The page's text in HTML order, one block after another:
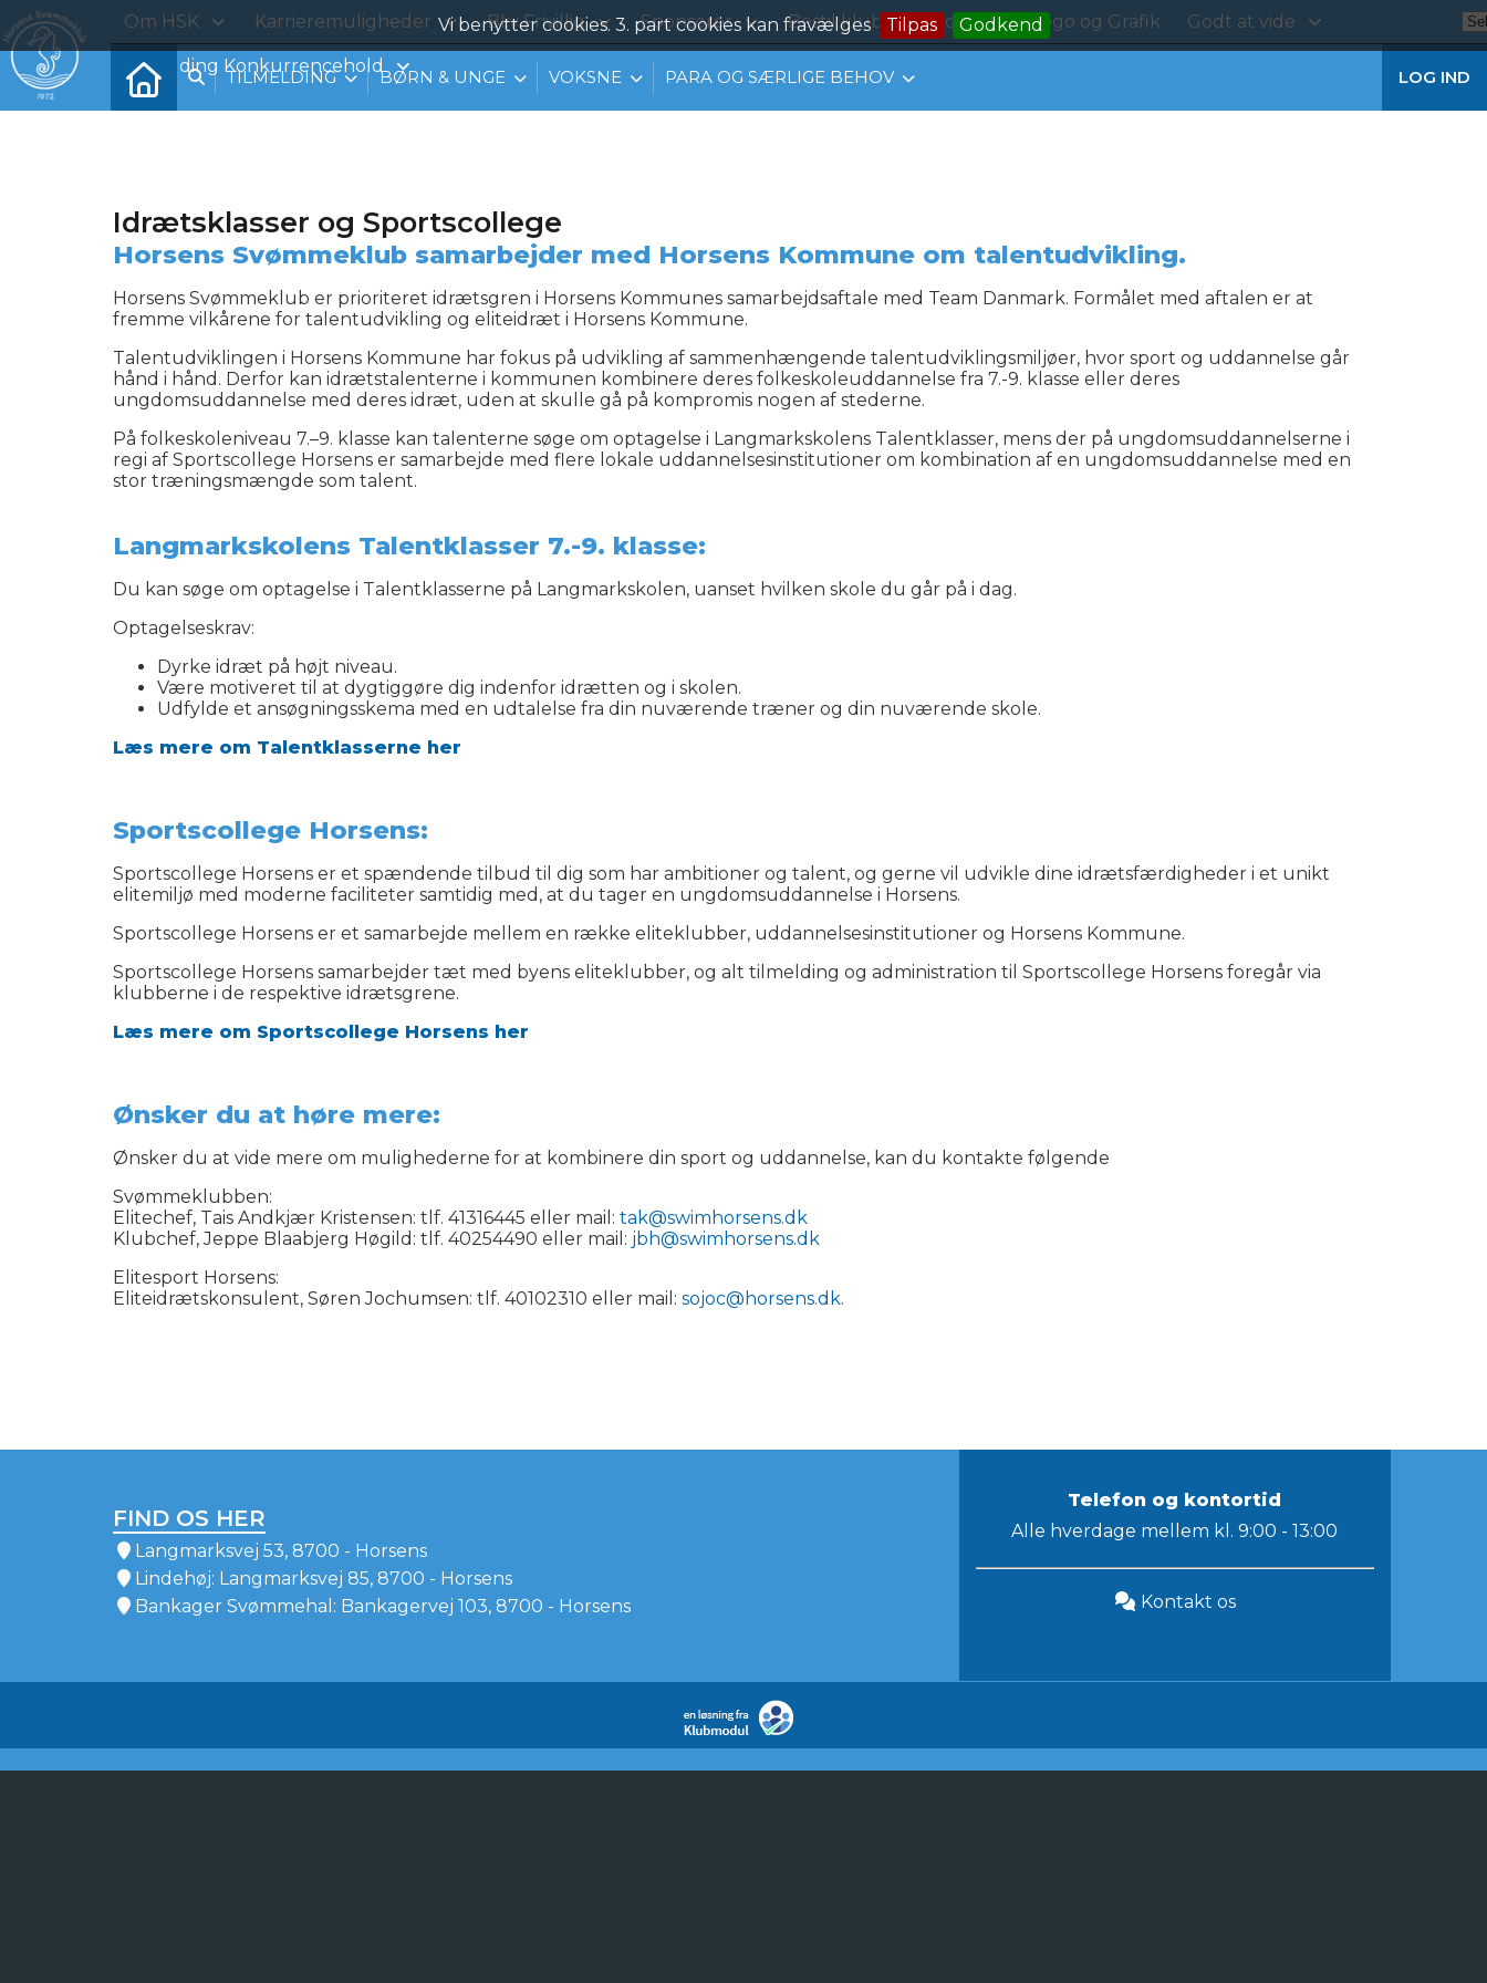
Vi benytter cookies. 3. part cookies kan fravælges Tilpas Godkend
TILMELDING BØRN & UNGE VOKSNE PARA OG SÆRLIGE BEHOV LOG IND
Om HSK Karrieremuligheder Bliv Frivillig Sponsorer Bestil klubtøj Kontakt Logo og Grafik Godt at vide
Tilmelding Konkurrencehold
Idrætsklasser og Sportscollege
Horsens Svømmeklub samarbejder med Horsens Kommune om talentudvikling.
Horsens Svømmeklub er prioriteret idrætsgren i Horsens Kommunes samarbejdsaftale med Team Danmark. Formålet med aftalen er at
fremme vilkårene for talentudvikling og eliteidræt i Horsens Kommune.
Talentudviklingen i Horsens Kommune har fokus på udvikling af sammenhængende talentudviklingsmiljøer, hvor sport og uddannelse går
hånd i hånd. Derfor kan idrætstalenterne i kommunen kombinere deres folkeskoleuddannelse fra 7.-9. klasse eller deres
ungdomsuddannelse med deres idræt, uden at skulle gå på kompromis nogen af stederne.
På folkeskoleniveau 7.–9. klasse kan talenterne søge om optagelse i Langmarkskolens Talentklasser, mens der på ungdomsuddannelserne i
regi af Sportscollege Horsens er samarbejde med flere lokale uddannelsesinstitutioner om kombination af en ungdomsuddannelse med en
stor træningsmængde som talent.
Langmarkskolens Talentklasser 7.-9. klasse:
Du kan søge om optagelse i Talentklasserne på Langmarkskolen, uanset hvilken skole du går på i dag.
Optagelseskrav:
Dyrke idræt på højt niveau.
Være motiveret til at dygtiggøre dig indenfor idrætten og i skolen.
Udfylde et ansøgningsskema med en udtalelse fra din nuværende træner og din nuværende skole.
Læs mere om Talentklasserne her
Sportscollege Horsens:
Sportscollege Horsens er et spændende tilbud til dig som har ambitioner og talent, og gerne vil udvikle dine idrætsfærdigheder i et unikt
elitemiljø med moderne faciliteter samtidig med, at du tager en ungdomsuddannelse i Horsens.
Sportscollege Horsens er et samarbejde mellem en række eliteklubber, uddannelsesinstitutioner og Horsens Kommune.
Sportscollege Horsens samarbejder tæt med byens eliteklubber, og alt tilmelding og administration til Sportscollege Horsens foregår via
klubberne i de respektive idrætsgrene.
Læs mere om Sportscollege Horsens her
Ønsker du at høre mere:
Ønsker du at vide mere om mulighederne for at kombinere din sport og uddannelse, kan du kontakte følgende
Svømmeklubben:
Elitechef, Tais Andkjær Kristensen: tlf. 41316445 eller mail: tak@swimhorsens.dk
Klubchef, Jeppe Blaabjerg Høgild: tlf. 40254490 eller mail: jbh@swimhorsens.dk
Elitesport Horsens:
Eliteidrætskonsulent, Søren Jochumsen: tlf. 40102310 eller mail: sojoc@horsens.dk.
FIND OS HER
Langmarksvej 53, 8700 - Horsens
Lindehøj: Langmarksvej 85, 8700 - Horsens
Bankager Svømmehal: Bankagervej 103, 8700 - Horsens
Telefon og kontortid
Alle hverdage mellem kl. 9:00 - 13:00
Kontakt os